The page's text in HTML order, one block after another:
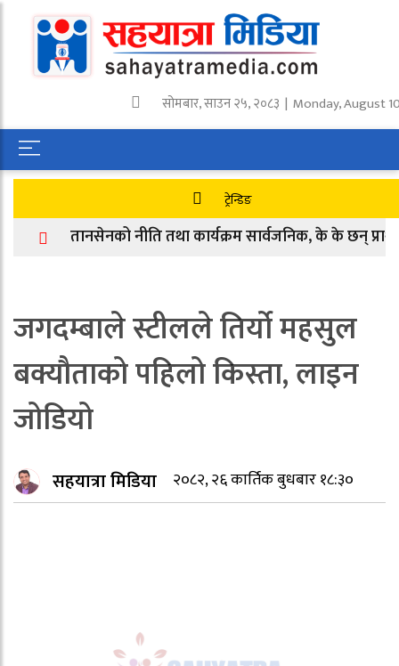
सोमबार,साउन२५,२०८३ | Monday, August
ट्रेन्डिङ
तानसेनको नीति तथा कार्यक्रम सार्वजनिक, के के छन्
जगदम्बाले स्टीलले तिर्यो महसुल
बक्यौताको पहिलो किस्ता, लाइन
जोडियो
सहयात्रा मिडिया २०८२, २६ कार्तिक बुधबार १८:३०